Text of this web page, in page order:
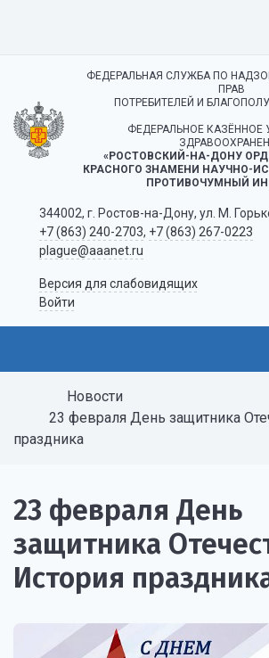
ФЕДЕРАЛЬНАЯ СЛУЖБА ПО
ПРАВ
ПОТРЕБИТЕЛЕЙ И
ФЕДЕРАЛЬНОЕ КАЗЁННОЕ
«РОСТОВСКИЙ-НА-ДОНУ
КРАСНОГО ЗНАМЕНИ НАУЧНО-
ПРОТИВОЧУМНЫЙ
344002, г. Ростов-на-Дону, ул. М.
+7 (863) 240-2703, +7 (863) 267-0223
plague@aaanet.ru
Версия для слабовидящих
Войти
Новости
23 февраля День защитника
праздника
23 февраля День
защитника
История